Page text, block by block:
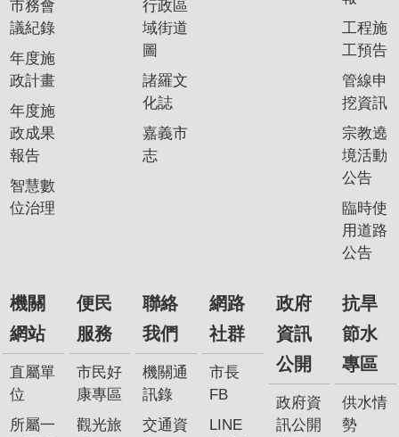
市務會
議紀錄
年度施
政計畫
年度施
政成果
報告
智慧數
位治理
行政區
域街道
圖
諸羅文
化誌
嘉義市
志
工程施
工預告
管線申
挖資訊
宗教遶
境活動
公告
臨時使
用道路
公告
機關
網站
直屬單
位
所屬一
便民
服務
市民好
康專區
觀光旅
聯絡
我們
機關通
訊錄
交通資
網路
社群
市長
FB
LINE
政府
資訊
公開
政府資
訊公開
抗旱
節水
專區
供水情
勢